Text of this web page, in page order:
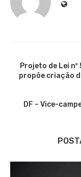
Projeto de Lei
propõe criação
DF – Vice-